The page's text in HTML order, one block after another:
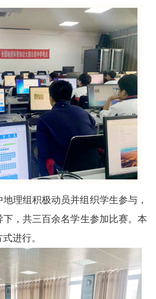
理组积极动员并组织学生参与，
，共三百余名学生参加比赛。本
进行。